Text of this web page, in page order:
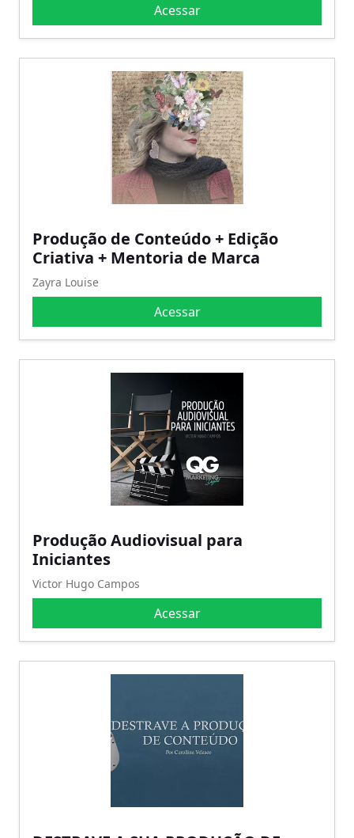
Acessar
Produção de Conteúdo + Edição
Criativa + Mentoria de Marca
Zayra Louise
Acessar
Produção Audiovisual para
Iniciantes
Victor Hugo Campos
Acessar